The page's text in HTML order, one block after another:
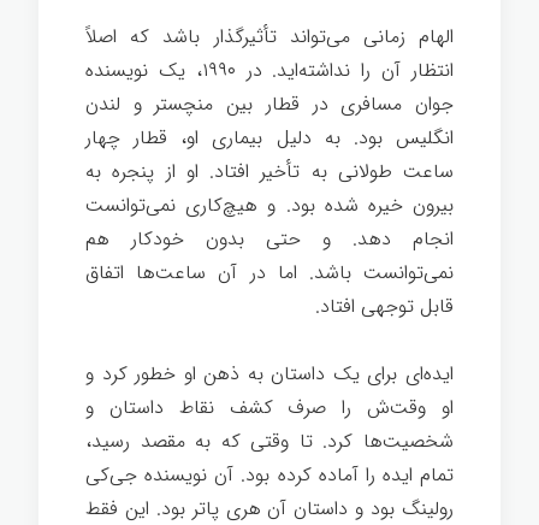
الهام زمانی می‌تواند تأثیرگذار باشد که اصلاً
انتظار آن را نداشته‌اید. در ۱۹۹۰، یک نویسنده
جوان مسافری در قطار بین منچستر و لندن
انگلیس بود. به دلیل بیماری او، قطار چهار
ساعت طولانی به تأخیر افتاد. او از پنجره به
بیرون خیره شده بود. و هیچ‌کاری نمی‌توانست
انجام دهد. و حتی بدون خودکار هم
نمی‌توانست باشد. اما در آن ساعت‌ها اتفاق
قابل توجهی افتاد.
ایده‌ای برای یک داستان به ذهن او خطور کرد و
او وقت‌ش را صرف کشف نقاط داستان و
شخصیت‌ها کرد. تا وقتی که به مقصد رسید،
تمام ایده را آماده کرده بود. آن نویسنده جی‌کی
رولینگ بود و داستان آن هری پاتر بود. این فقط